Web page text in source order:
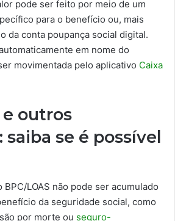
pode ser feito por meio de um
para o benefício ou, mais
da conta poupança social digital.
em nome do
movimentada pelo aplicativo Caixa
e outros
se é possível
LOAS não pode ser acumulado
da seguridade social, como
por morte ou seguro-